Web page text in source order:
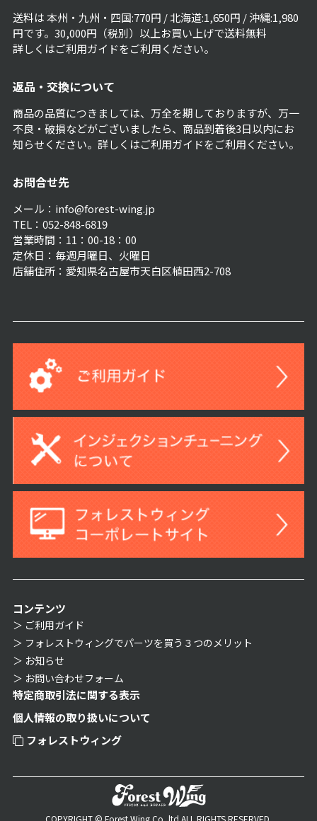
送料は 本州・九州・四国:770円 / 北海道:1,650円 / 沖縄:1,980
円です。30,000円（税別）以上お買い上げで送料無料
詳しくはご利用ガイドをご利用ください。
返品・交換について
商品の品質につきましては、万全を期しておりますが、万一
不良・破損などがございましたら、商品到着後3日以内にお
知らせください。詳しくはご利用ガイドをご利用ください。
お問合せ先
メール：info@forest-wing.jp
TEL：052-848-6819
営業時間：11：00-18：00
定休日：毎週月曜日、火曜日
店舗住所：愛知県名古屋市天白区植田西2-708
コンテンツ
ご利用ガイド
フォレストウィングでパーツを買う３つのメリット
お知らせ
お問い合わせフォーム
特定商取引法に関する表示
個人情報の取り扱いについて
フォレストウィング
COPYRIGHT © Forest Wing Co.,ltd ALL RIGHTS RESERVED.